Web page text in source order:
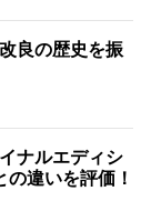
良の歴史を振
ナルエディシ
違いを評価！